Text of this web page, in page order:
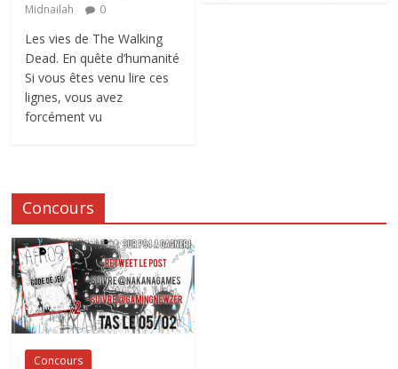
Midnailah
0
Les vies de The Walking
Dead. En quête d’humanité
Si vous êtes venu lire ces
lignes, vous avez
forcément vu
Concours
Concours